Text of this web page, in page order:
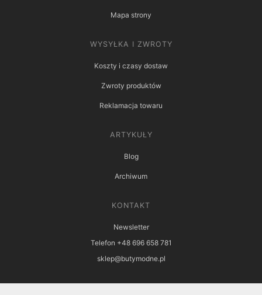
Mapa strony
WYSYŁKA I ZWROTY
Koszty i czasy dostaw
Zwroty produktów
Reklamacja towaru
ARTYKUŁY
Blog
Archiwum
KONTAKT
Newsletter
Telefon +48 696 658 781
sklep@butymodne.pl